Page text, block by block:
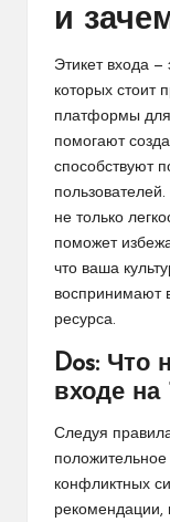
и
Этикет входа —
которых стоит
платформы для
помогают
способствуют
не только
поможет
что ваша
воспринимают
ресурса.
Dos: Что
входе на
Следуя
положительное
конфликтных
рекомендации,